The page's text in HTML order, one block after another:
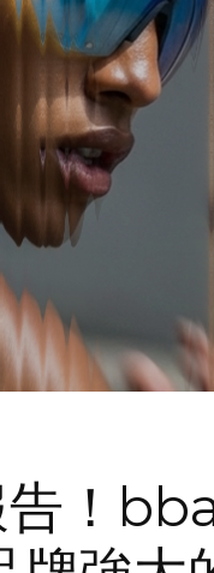
告！